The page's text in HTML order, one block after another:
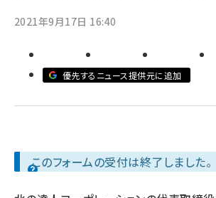
ビィ・フォアード (777)
revico (744)
2021年9月17日 16:40
優先するニュース提供元に追加
このフォームの受付は終了しました。